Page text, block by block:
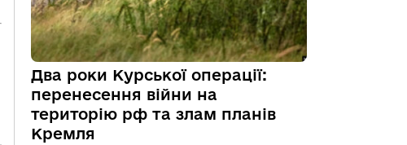
Два роки Курської операції:
перенесення війни на
територію рф та злам планів
Кремля